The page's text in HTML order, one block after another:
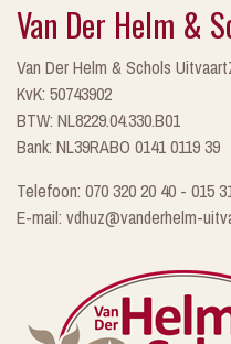
Van Der Helm &
Van Der Helm & Schols
KvK: 50743902
BTW: NL8229.04.330.B01
Bank: NL39RABO 0141 0119 39
Telefoon: 070 320 20 40 - 015
E-mail: vdhuz@vanderhelm-